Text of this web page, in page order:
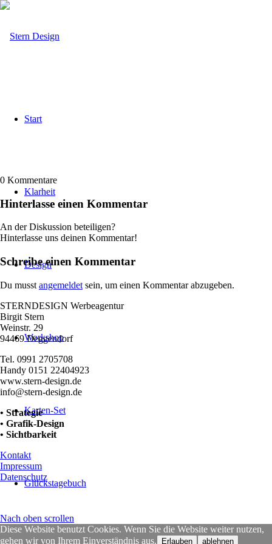
Start
Klarheit
Design
Workshop
Karten-Set
Glückstagebuch
0 Kommentare
Hinterlasse einen Kommentar
An der Diskussion beteiligen?
Hinterlasse uns deinen Kommentar!
Schreibe einen Kommentar
Du musst angemeldet sein, um einen Kommentar abzugeben.
STERNDESIGN Werbeagentur
Birgit Stern
Weinstr. 29
94469 Deggendorf
Tel. 0991 2705708
Handy 0151 22404923
www.stern-design.de
info@stern-design.de
• Strategie
• Grafik-Design
• Sichtbarkeit
Kontakt
Impressum
Datenschutz
Nach oben scrollen
Diese Website benutzt Cookies. Wenn Sie die Website weiter nutzen,
gehen wir von Ihrem Einverständnis aus.
Erlauben ablehnen